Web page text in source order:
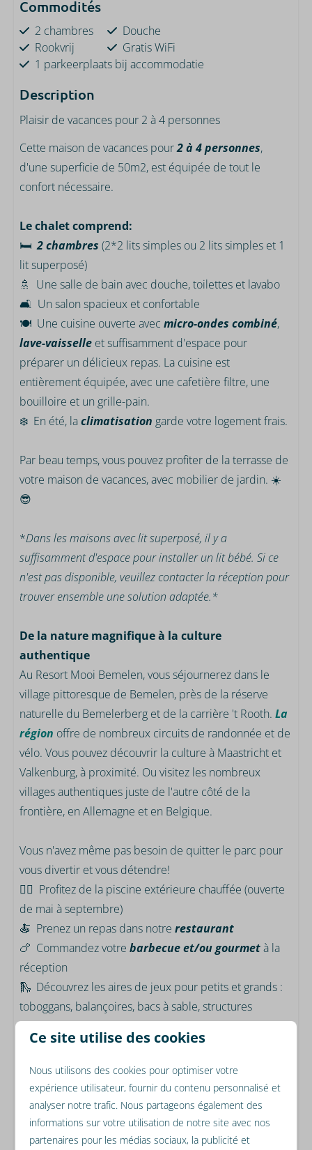
Commodités
2 chambres
Rookvrij
Douche
Gratis WiFi
1 parkeerplaats bij accommodatie
Description
Plaisir de vacances pour 2 à 4 personnes
Cette maison de vacances pour2 à 4 personnes,
d'une superficie de 50m2, est équipée de tout le
confort nécessaire.
Le chalet comprend:
🛏️2 chambres (2*2 lits simples ou 2 lits simples et 1
lit superposé)
🚿 Une salle de bain avec douche, toilettes et lavabo
🛋️ Un salon spacieux et confortable
🍽️ Une cuisine ouverte avec micro-ondes combiné,
lave-vaisselle et suffisamment d'espace pour
préparer un délicieux repas. La cuisine est
entièrement équipée, avec une cafetière filtre, une
bouilloire et un grille-pain.
❄️ En été, laclimatisation garde votre logement frais.
Par beau temps, vous pouvez profiter de la terrasse de
votre maison de vacances, avec mobilier de jardin. ☀️
😎
*Dans les maisons avec lit superposé, il y a
suffisamment d'espace pour installer un lit bébé. Si ce
n'est pas disponible, veuillez contacter la réception pour
trouver ensemble une solution adaptée.*
De la nature magnifique à la culture
authentique
Au Resort Mooi Bemelen, vous séjournerez dans le
village pittoresque de Bemelen, près de la réserve
naturelle du Bemelerberg et de la carrière 't Rooth. La
région offre de nombreux circuits de randonnée et de
vélo. Vous pouvez découvrir la culture à Maastricht et
Valkenburg, à proximité. Ou visitez les nombreux
villages authentiques juste de l'autre côté de la
frontière, en Allemagne et en Belgique.
Vous n'avez même pas besoin de quitter le parc pour
vous divertir et vous détendre!
🏊🏼 Profitez de la piscine extérieure chauffée (ouverte
de mai à septembre)
🍝 Prenez un repas dans notre restaurant
🍗 Commandez votre barbecue et/ou gourmetà la
réception
🛝 Découvrez les aires de jeux pour petits et grands :
toboggans, balançoires, bacs à sable, structures
d'escalade et trampoline gonflable
🛒 Faites-vous livrer vos courses gratuitement par le
supermarché local Plus
🚲 Ou louez un vélo à la réception
Tout cela est possible au Resort Mooi Bemelen.
Ce site utilise des cookies
Nous utilisons des cookies pour optimiser votre
expérience utilisateur, fournir du contenu personnalisé et
analyser notre trafic. Nous partageons également des
informations sur votre utilisation de notre site avec nos
partenaires pour les médias sociaux, la publicité et